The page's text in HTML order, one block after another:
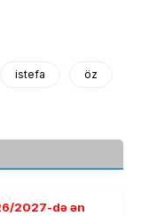
istefa öz
2027-də ən